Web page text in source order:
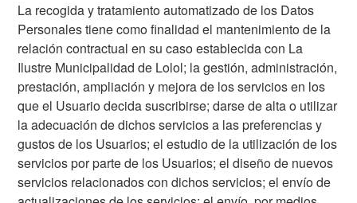
La recogida y tratamiento automatizado de los Datos
Personales tiene como finalidad el mantenimiento de la
relación contractual en su caso establecida con La
Ilustre Municipalidad de Lolol; la gestión, administración,
prestación, ampliación y mejora de los servicios en los
que el Usuario decida suscribirse; darse de alta o utilizar
la adecuación de dichos servicios a las preferencias y
gustos de los Usuarios; el estudio de la utilización de los
servicios por parte de los Usuarios; el diseño de nuevos
servicios relacionados con dichos servicios; el envío de